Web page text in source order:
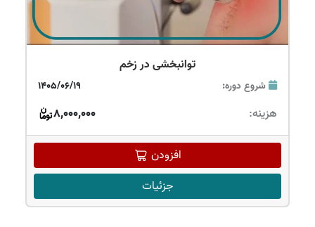
توانبخشی در زخم
شروع دوره: 1405/06/19
هزینه: 8,000,000
افزودن
جزئیات